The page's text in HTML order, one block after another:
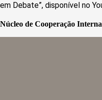
em Debate”, disponível no
Núcleo de Cooperação